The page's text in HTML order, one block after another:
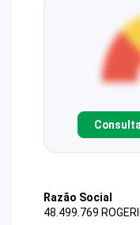
Razão Social
48.499.769